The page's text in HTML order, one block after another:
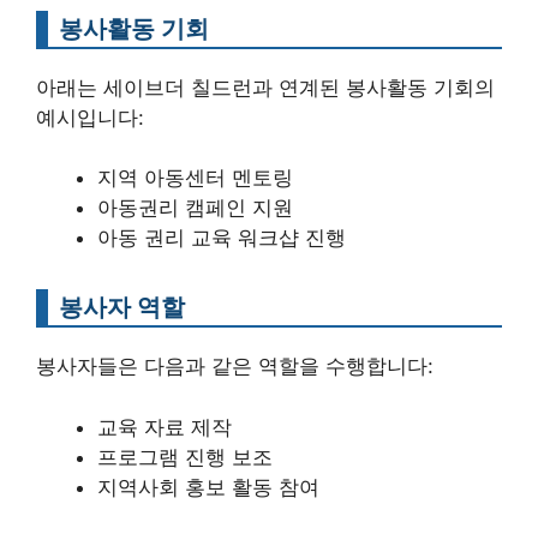
봉사활동 기회
아래는 세이브더 칠드런과 연계된 봉사활동 기회의
예시입니다:
지역 아동센터 멘토링
아동권리 캠페인 지원
아동 권리 교육 워크샵 진행
봉사자 역할
봉사자들은 다음과 같은 역할을 수행합니다:
교육 자료 제작
프로그램 진행 보조
지역사회 홍보 활동 참여